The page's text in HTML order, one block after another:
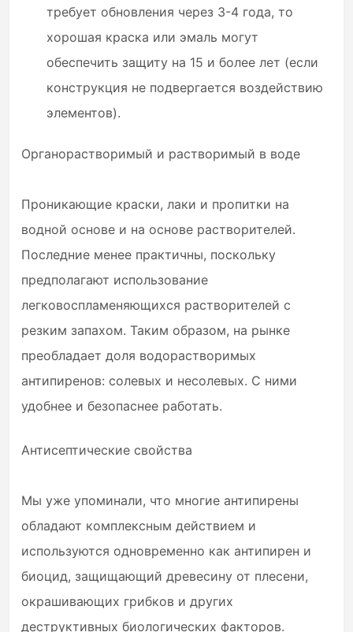
требует обновления через 3-4 года, то
хорошая краска или эмаль могут
обеспечить защиту на 15 и более лет (если
конструкция не подвергается воздействию
элементов).
Органорастворимый и растворимый в воде
Проникающие краски, лаки и пропитки на
водной основе и на основе растворителей.
Последние менее практичны, поскольку
предполагают использование
легковоспламеняющихся растворителей с
резким запахом. Таким образом, на рынке
преобладает доля водорастворимых
антипиренов: солевых и несолевых. С ними
удобнее и безопаснее работать.
Антисептические свойства
Мы уже упоминали, что многие антипирены
обладают комплексным действием и
используются одновременно как антипирен и
биоцид, защищающий древесину от плесени,
окрашивающих грибков и других
деструктивных биологических факторов.